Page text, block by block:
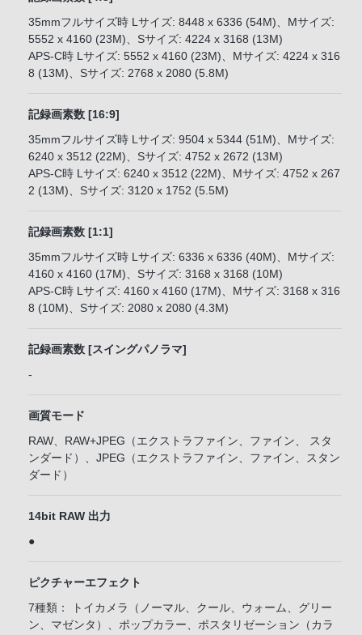
35mmフルサイズ時 Lサイズ: 8448 x 6336 (54M)、Mサイズ:
5552 x 4160 (23M)、Sサイズ: 4224 x 3168 (13M)
APS-C時 Lサイズ: 5552 x 4160 (23M)、Mサイズ: 4224 x 316
8 (13M)、Sサイズ: 2768 x 2080 (5.8M)
記録画素数 [16:9]
35mmフルサイズ時 Lサイズ: 9504 x 5344 (51M)、Mサイズ:
6240 x 3512 (22M)、Sサイズ: 4752 x 2672 (13M)
APS-C時 Lサイズ: 6240 x 3512 (22M)、Mサイズ: 4752 x 267
2 (13M)、Sサイズ: 3120 x 1752 (5.5M)
記録画素数 [1:1]
35mmフルサイズ時 Lサイズ: 6336 x 6336 (40M)、Mサイズ:
4160 x 4160 (17M)、Sサイズ: 3168 x 3168 (10M)
APS-C時 Lサイズ: 4160 x 4160 (17M)、Mサイズ: 3168 x 316
8 (10M)、Sサイズ: 2080 x 2080 (4.3M)
記録画素数 [スイングパノラマ]
-
画質モード
RAW、RAW+JPEG（エクストラファイン、ファイン、 スタ
ンダード）、JPEG（エクストラファイン、ファイン、スタン
ダード）
14bit RAW 出力
●
ピクチャーエフェクト
7種類： トイカメラ（ノーマル、クール、ウォーム、グリー
ン、マゼンタ）、ポップカラー、ポスタリゼーション（カラ